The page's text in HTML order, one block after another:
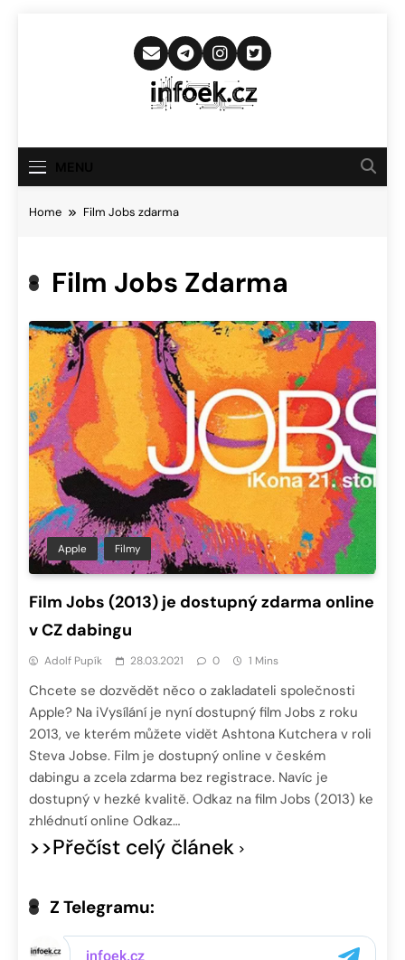
Infoek.cz
Novinkám
Home Film Jobs zdarma
Film Jobs Zdarma
Apple Filmy
Film Jobs (2013) je dostupný zdarma online
v CZ dabingu
Adolf Pupík 28.03.2021 0 1 Mins
Chcete se dozvědět něco o zakladateli společnosti
Apple? Na iVysílání je nyní dostupný film Jobs z roku
2013, ve kterém můžete vidět Ashtona Kutchera v roli
Steva Jobse. Film je dostupný online v českém
dabingu a zcela zdarma bez registrace. Navíc je
dostupný v hezké kvalitě. Odkaz na film Jobs (2013) ke
zhlédnutí online Odkaz…
>>Přečíst celý článek
Z Telegramu: